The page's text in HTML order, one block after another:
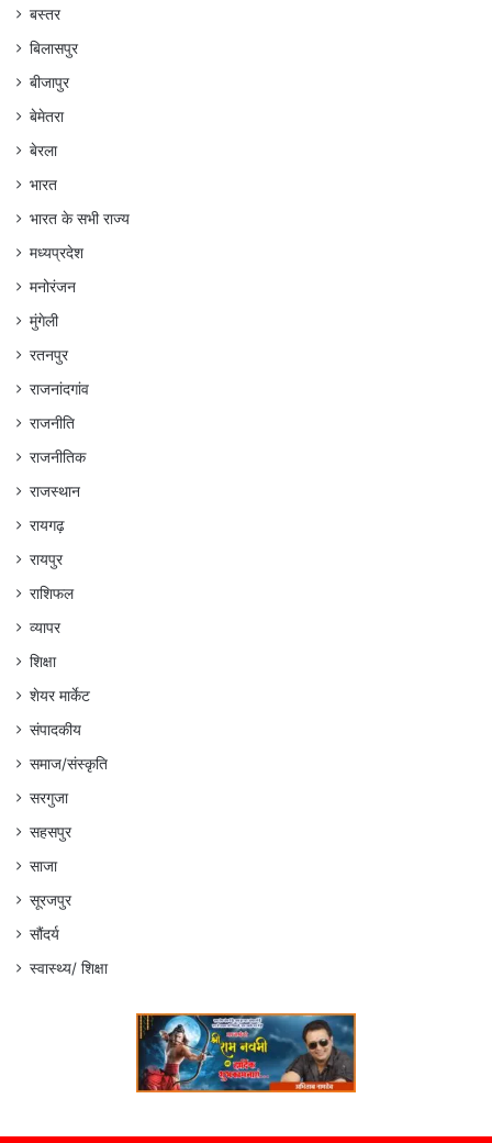
बस्तर
बिलासपुर
बीजापुर
बेमेतरा
बेरला
भारत
भारत के सभी राज्य
मध्यप्रदेश
मनोरंजन
मुंगेली
रतनपुर
राजनांदगांव
राजनीति
राजनीतिक
राजस्थान
रायगढ़
रायपुर
राशिफल
व्यापर
शिक्षा
शेयर मार्केट
संपादकीय
समाज/संस्कृति
सरगुजा
सहसपुर
साजा
सूरजपुर
सौंदर्य
स्वास्थ्य/ शिक्षा